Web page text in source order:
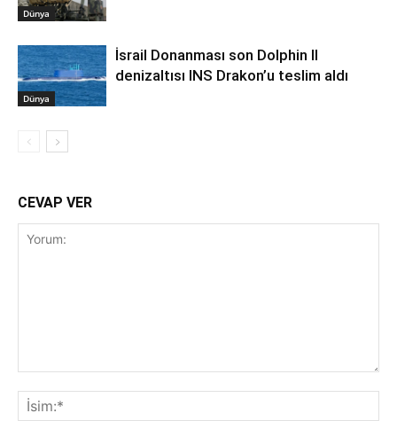
Dünya
Dünya
İsrail Donanması son Dolphin II
denizaltısı INS Drakon’u teslim aldı
CEVAP VER